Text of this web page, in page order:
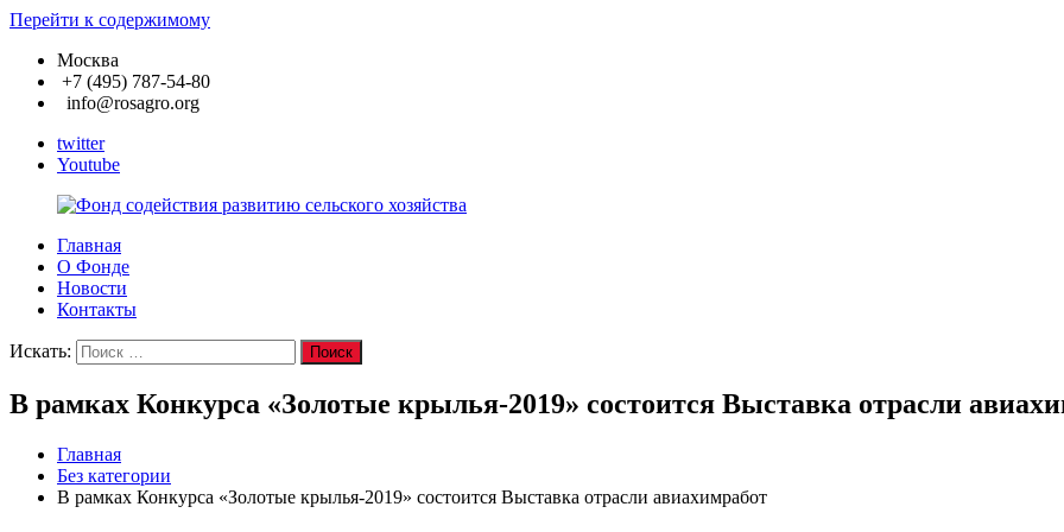
Перейти к содержимому
Москва
+7 (495) 787-54-80
info@rosagro.org
twitter
Youtube
Фонд
содействия
развитию
хозяйства
Главная
О Фонде
Новости
Контакты
Искать: Поиск
В рамках Конкурса «Золотые крылья-2019» состоится Выставка отрасли
Главная
Без категории
В рамках Конкурса «Золотые крылья-2019» состоится Выставка отрасли авиахимработ